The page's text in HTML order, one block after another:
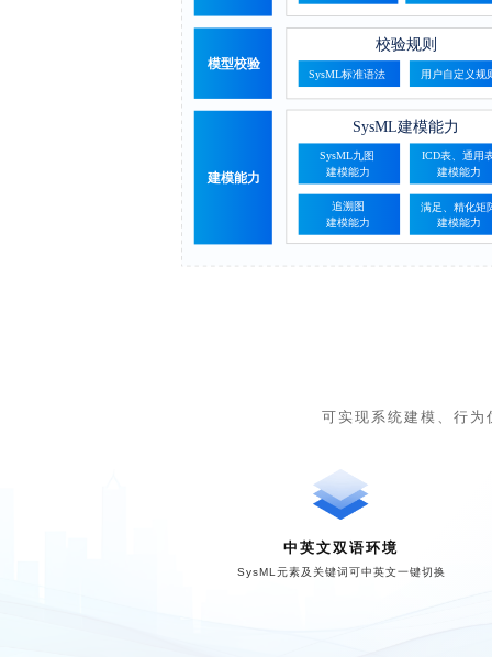
可实现系统建模、行
中英文双语环境
SysML元素及关键词可中英文一键切换